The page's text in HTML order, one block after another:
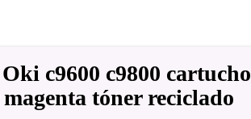
c9600 c9800 cartucho
tóner reciclado